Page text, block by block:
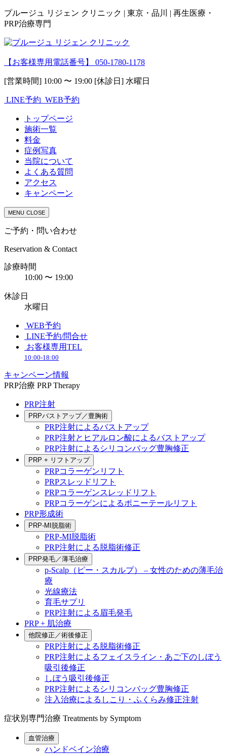
プルージュ リジェン クリニック | 東京・品川 | 再生医療・
PRP治療専門
【お客様専用電話番号】 050-1780-1178
[営業時間] 10:00 〜 19:00 [休診日] 水曜日
LINE予約 WEB予約
トップページ
施術一覧
料金
症例写真
当院について
よくある質問
アクセス
キャンペーン
MENU CLOSE
ご予約・問い合わせ
Reservation & Contact
診療時間
10:00 〜 19:00
休診日
水曜日
WEB予約
LINE予約/問合せ
お客様専用TEL
10:00-18:00
キャンペーン情報
PRP治療 PRP Therapy
PRP注射
PRPバストアップ／豊胸術
PRP注射によるバストアップ
PRP注射とヒアルロン酸によるバストアップ
PRP注射によるシリコンバッグ豊胸修正
PRP + リフトアップ
PRPコラーゲンリフト
PRPスレッドリフト
PRPコラーゲンスレッドリフト
PRPコラーゲンによるポニーテールリフト
PRP形成術
PRP-MI脱脂術
PRP-MI脱脂術
PRP注射による脱脂術修正
PRP発毛／薄毛治療
p-Scalp（ピー・スカルプ） – 女性のための薄毛治
療
光線療法
育毛サプリ
PRP注射による眉毛発毛
PRP + 肌治療
他院修正／術後修正
PRP注射による脱脂術修正
PRP注射によるフェイスライン・あご下のしぼう
吸引後修正
しぼう吸引後修正
PRP注射によるシリコンバッグ豊胸修正
注入治療によるしこり・ふくらみ修正注射
症状別専門治療 Treatments by Symptom
血管治療
ハンドベイン治療